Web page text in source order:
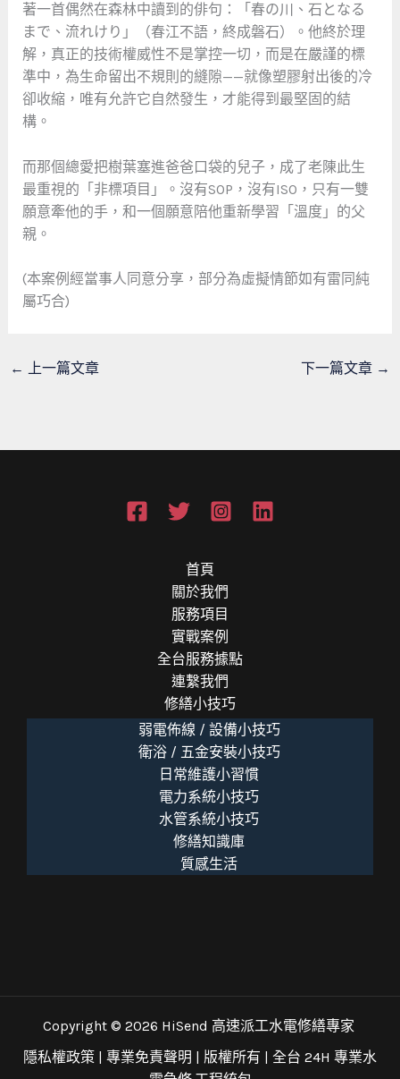
著一首偶然在森林中讀到的俳句：「春の川、石となる
まで、流れけり」（春江不語，終成磐石）。他終於理
解，真正的技術權威性不是掌控一切，而是在嚴謹的標
準中，為生命留出不規則的縫隙——就像塑膠射出後的冷
卻收縮，唯有允許它自然發生，才能得到最堅固的結
構。
而那個總愛把樹葉塞進爸爸口袋的兒子，成了老陳此生
最重視的「非標項目」。沒有SOP，沒有ISO，只有一雙
願意牽他的手，和一個願意陪他重新學習「溫度」的父
親。
(本案例經當事人同意分享，部分為虛擬情節如有雷同純
屬巧合)
← 上一篇文章 下一篇文章 →
首頁
關於我們
服務項目
實戰案例
全台服務據點
連繫我們
修繕小技巧
弱電佈線 / 設備小技巧
衛浴 / 五金安裝小技巧
日常維護小習慣
電力系統小技巧
水管系統小技巧
修繕知識庫
質感生活
Copyright © 2026 HiSend 高速派工水電修繕專家
隱私權政策
專業免責聲明 | 版權所有 | 全台 24H 專業水